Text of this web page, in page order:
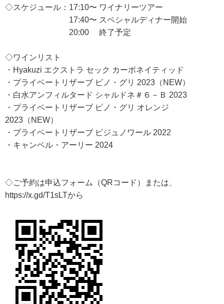
◇スケジュール：17:10〜 ワイナリーツアー
17:40〜 スペシャルディナー開始
20:00 終了予定
◇ワインリスト
・Hyakuzi エクストラ セック カーボネイティッド
・プライベートリザーブ ピノ・グリ 2023（NEW）
・白水アンフィルタード シャルドネ＃６－Ｂ 2023
・プライベートリザーブ ピノ・グリ オレンジ
2023（NEW）
・プライベートリザーブ ビジュノワール 2022
・キャンベル・アーリー 2024
◇ご予約は申込フォーム（QRコード）または、
https://x.gd/T1sLTから